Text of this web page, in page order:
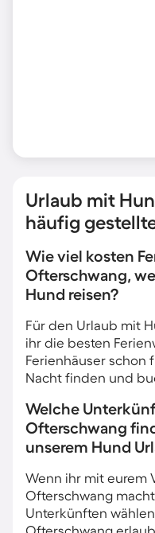
Urlaub mit
häufig
Wie viel kosten
Ofterschwang,
Hund reisen?
Für den Urlaub mit
ihr die besten
Ferienhäuser schon
Nacht finden und
Welche
Ofterschwang
unserem Hund
Wenn ihr mit eurem
Ofterschwang
Unterkünften